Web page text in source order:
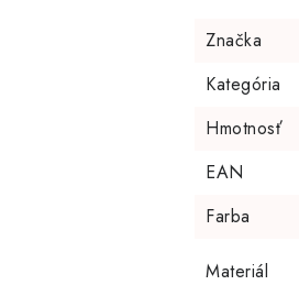
Značka
Kategória
Hmotnosť
EAN
Farba
Materiál